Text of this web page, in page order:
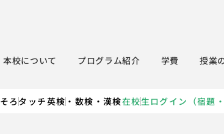
本校について プログラム紹介 学費 授業
そろタッチ英検・数検・漢検在校生ログイン（宿題